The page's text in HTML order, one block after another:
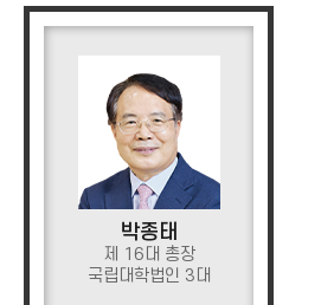
박종태
제 16대 총장
국립대학법인 3대